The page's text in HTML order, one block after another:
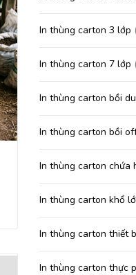
In thùng carton 3 lớp
In thùng carton 7 lớp
In thùng carton bồi
In thùng carton bồi
In thùng carton chứa
In thùng carton khổ
In thùng carton thiết
In thùng carton thực